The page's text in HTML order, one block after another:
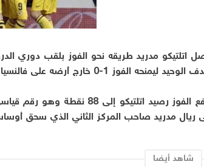
اتلتيكو مدريد طريقه نحو الفوز بلقب دوري
ليمنحه الفوز 1-0 خارج أرضه على فالنسيا الأحد.
ورفع الفوز رصيد اتلتيكو
ريال مدريد صاحب المركز الثاني الذي سحق
شاهد أيضا